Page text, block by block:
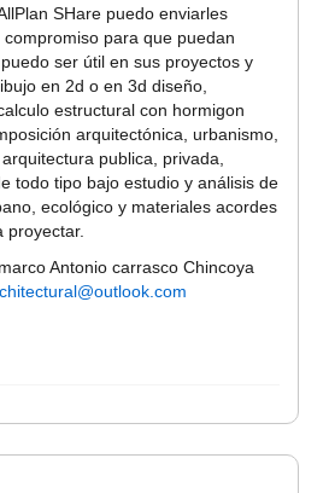
SHare puedo enviarles
para que puedan
ser útil en sus proyectos y
en 2d o en 3d diseño,
estructural con hormigon
arquitectónica, urbanismo,
publica, privada,
todo tipo bajo estudio y análisis de
ecológico y materiales acordes
proyectar.
Antonio carrasco Chincoya